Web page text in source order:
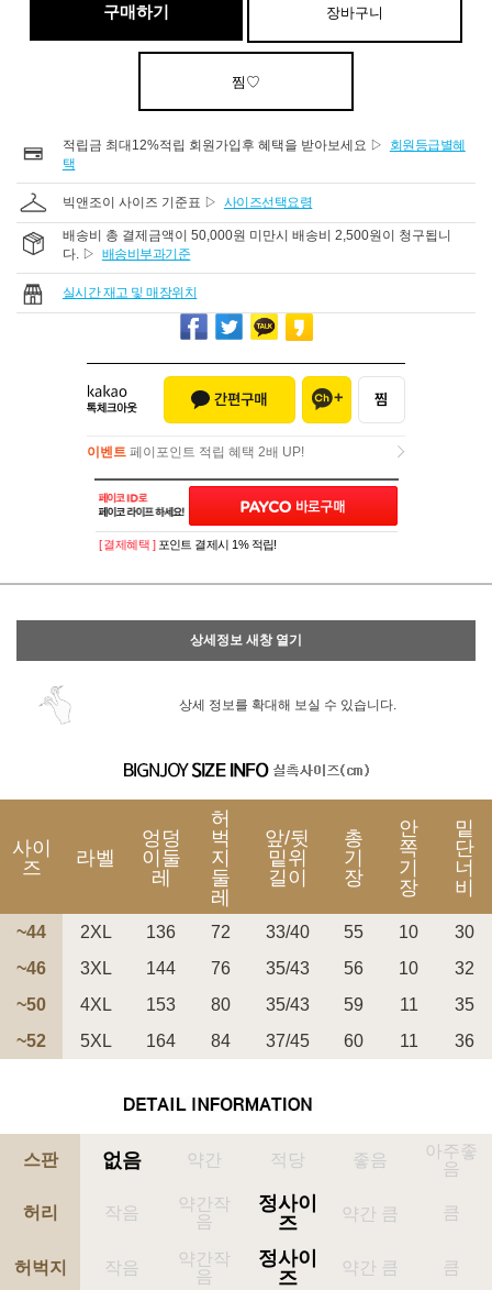
구매하기 장바구니
찜♡
적립금 최대12%적립 회원가입후 혜택을 받아보세요 ▷
회원등급별혜
택
빅앤조이 사이즈 기준표 ▷ 사이즈선택요령
배송비 총 결제금액이 50,000원 미만시 배송비 2,500원이 청구됩니
다. ▷ 배송비부과기준
실시간 재고 및 매장위치
이벤트 페이포인트 적립 혜택 2배 UP!
이벤트페이포인트 적립 혜택 2배 UP!
페이코 ID로 페
PAYCO 바로구매
[ 결제혜택 ] 포인트 결제시 1% 적립!
상세정보 새창 열기
상세 정보를 확대해 보실 수 있습니다.
사이
즈
라벨
엉덩
이둘
레
허
벅
지
둘
레
앞/뒷
밑위
길이
총
기
장
안
쪽
기
장
밑
단
너
비
~44 2XL 136 72 33/40 55 10
30
~46
3XL 144 76 35/43 56 10
32
~50
4XL 153 80 35/43 59 11
35
~52
5XL 164 84 37/45 60 11 36
스판 없음 약간 적당 좋음
아주좋
음
허리 작음
약간작
음
정사이
즈
약간 큼 큼
허벅지 작음
약간작
음
정사이
즈
약간 큼 큼